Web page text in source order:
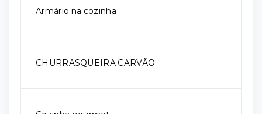
Armário na cozinha
CHURRASQUEIRA CARVÃO